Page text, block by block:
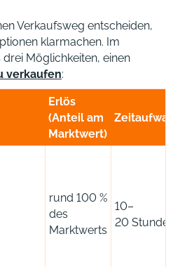
Verkaufsweg entscheiden,
klarmachen. Im
Möglichkeiten, einen
verkaufen:
Erlös
(Anteil am
Marktwert)
Zeitaufwand
rund 100 %
des
Marktwerts
10–
20 Stunden